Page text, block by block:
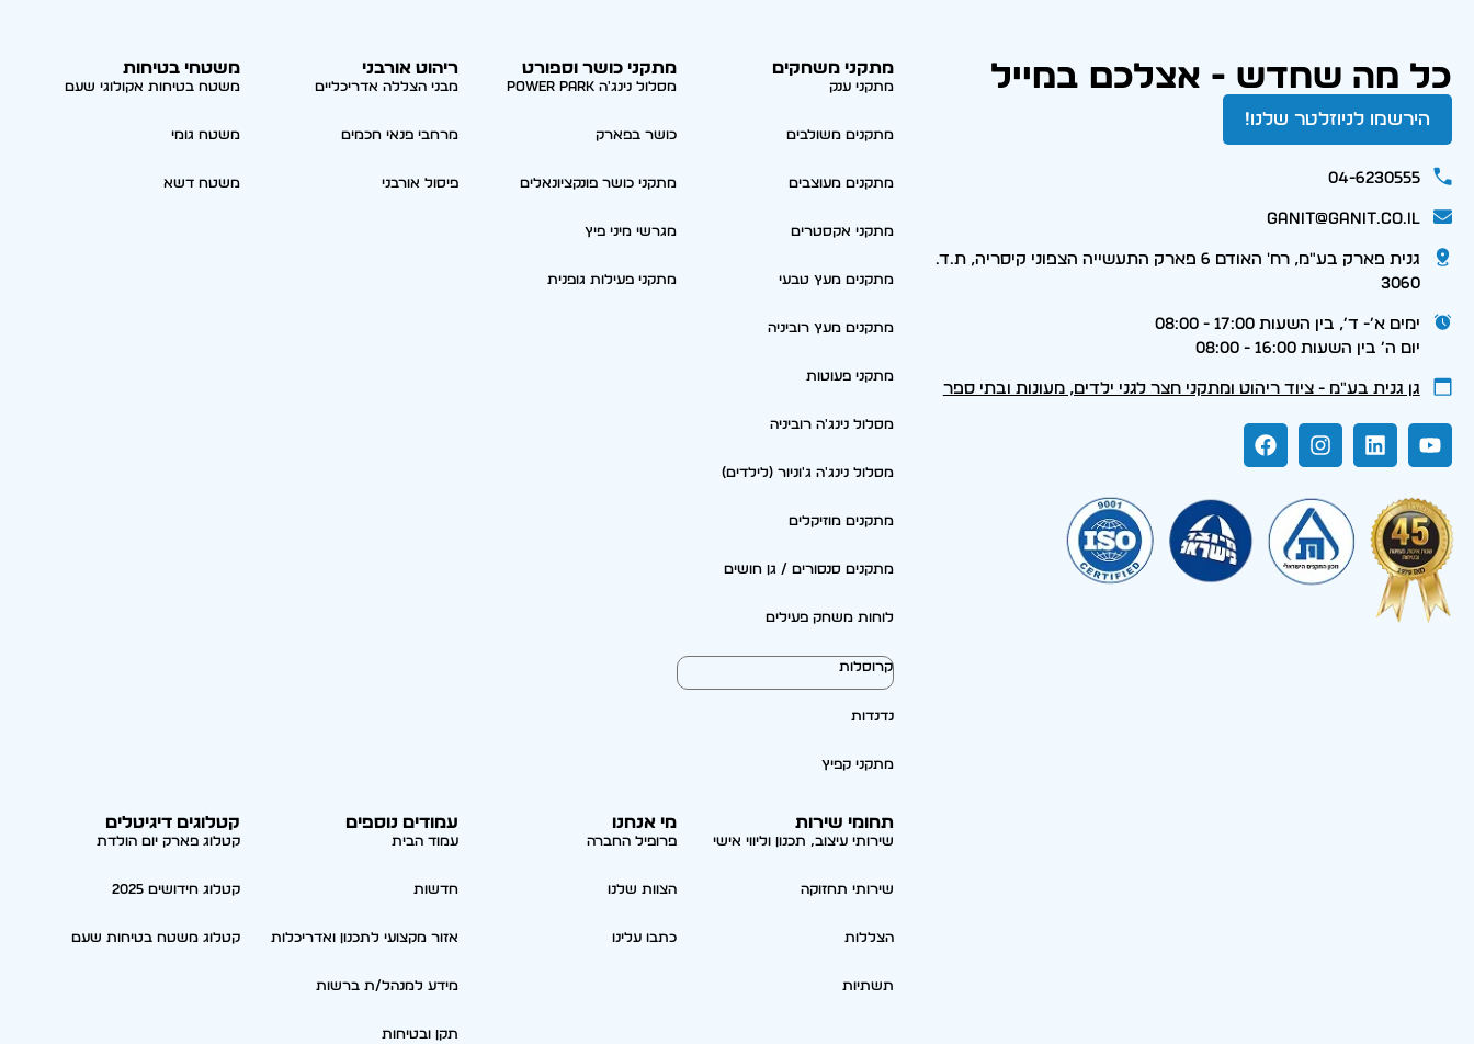
כל מה שחדש - אצלכם במייל
הירשמו לניוזלטר שלנו!
04-6230555
ganit@ganit.co.il
גנית פארק בע"מ, רח' האודם 6 פארק התעשייה הצפוני קיסריה, ת.ד.
3060
ימים א׳- ד׳, בין השעות 17:00 - 08:00
יום ה׳ בין השעות 16:00 - 08:00
גן גנית בע״מ - ציוד ריהוט ומתקני חצר לגני ילדים, מעונות ובתי ספר
מתקני משחקים
מתקני ענק
מתקנים משולבים
מתקנים מעוצבים
מתקני אקסטרים
מתקנים מעץ טבעי
מתקנים מעץ רוביניה
מתקני פעוטות
מסלול נינג'ה רוביניה
מסלול נינג'ה ג'וניור (לילדים)
מתקנים מוזיקלים
מתקנים סנסורים / גן חושים
לוחות משחק פעילים
קרוסלות
נדנדות
מתקני קפיץ
מתקני כושר וספורט
מסלול נינג'ה Power park
כושר בפארק
מתקני כושר פונקציונאלים
מגרשי מיני פיץ
מתקני פעילות גופנית
ריהוט אורבני
מבני הצללה אדריכליים
מרחבי פנאי חכמים
פיסול אורבני
משטחי בטיחות
משטח בטיחות אקולוגי שעם
משטח גומי
משטח דשא
תחומי שירות
שירותי עיצוב, תכנון וליווי אישי
שירותי תחזוקה
הצללות
תשתיות
מי אנחנו
פרופיל החברה
הצוות שלנו
כתבו עלינו
עמודים נוספים
עמוד הבית
חדשות
אזור מקצועי לתכנון ואדריכלות
מידע למנהל/ת ברשות
תקן ובטיחות
קטלוגים דיגיטלים
קטלוג פארק יום הולדת
קטלוג חידושים 2025
קטלוג משטח בטיחות שעם